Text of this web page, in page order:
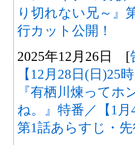
り切れない兄～
行カット公開！
2025年12月26日 [
【12月28日(日)25
『有栖川煉ってホ
ね。』特番／【1
第1話あらすじ・